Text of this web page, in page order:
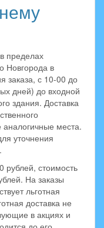
пределах
Новгорода в
заказа, с 10-00 до
дней) до входной
здания. Доставка
аналогичные места.
уточнения
рублей, стоимость
На заказы
льготная
доставка не
в акциях и